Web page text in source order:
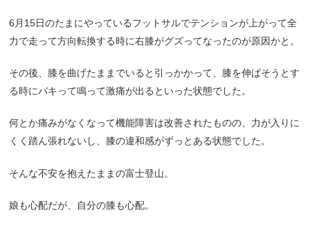
6月15日のたまにやっているフットサルでテンションが上がって全
力で走って方向転換する時に右膝がグズってなったのが原因かと。
その後、膝を曲げたままでいると引っかかって、膝を伸ばそうとす
る時にバキって鳴って激痛が出るといった状態でした。
何とか痛みがなくなって機能障害は改善されたものの、力が入りに
くく踏ん張れないし、膝の違和感がずっとある状態でした。
そんな不安を抱えたままの富士登山。
娘も心配だが、自分の膝も心配。